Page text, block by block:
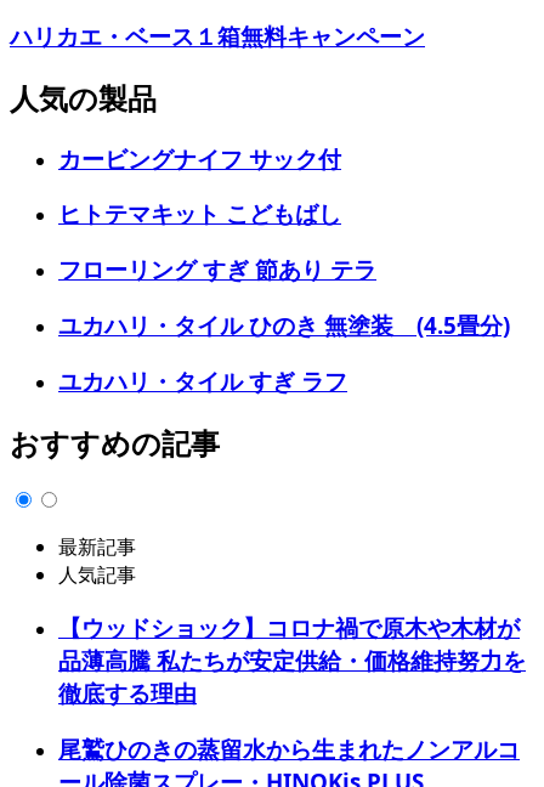
ハリカエ・ベース１箱無料キャンペーン
人気の製品
カービングナイフ サック付
ヒトテマキット こどもばし
フローリング すぎ 節あり テラ
ユカハリ・タイル ひのき 無塗装 (4.5畳分)
ユカハリ・タイル すぎ ラフ
おすすめの記事
最新記事
人気記事
【ウッドショック】コロナ禍で原木や木材が
品薄高騰 私たちが安定供給・価格維持努力を
徹底する理由
尾鷲ひのきの蒸留水から生まれたノンアルコ